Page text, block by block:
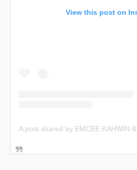
View this post on